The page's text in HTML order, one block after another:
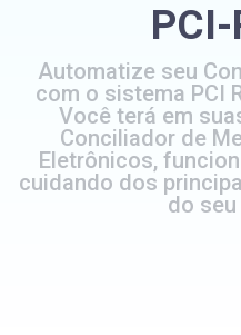
Automatize seu
com o sistema PCI
Você terá em
Conciliador de
Eletrônicos,
cuidando dos
do